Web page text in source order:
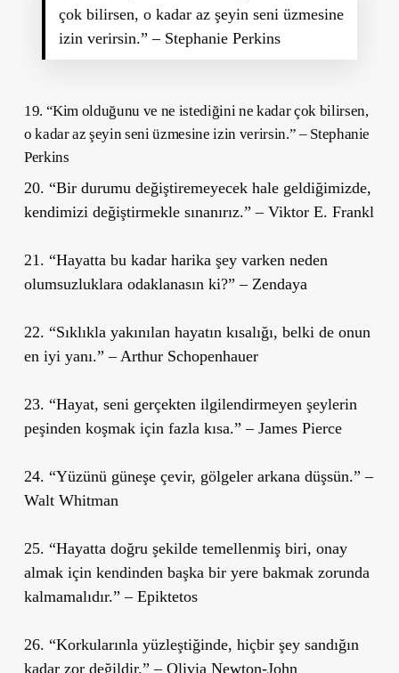
çok bilirsen, o kadar az şeyin seni üzmesine
izin verirsin.” – Stephanie Perkins
19. “Kim olduğunu ve ne istediğini ne kadar çok bilirsen,
o kadar az şeyin seni üzmesine izin verirsin.” – Stephanie
Perkins
20. “Bir durumu değiştiremeyecek hale geldiğimizde,
kendimizi değiştirmekle sınanırız.” – Viktor E. Frankl
21. “Hayatta bu kadar harika şey varken neden
olumsuzluklara odaklanasın ki?” – Zendaya
22. “Sıklıkla yakınılan hayatın kısalığı, belki de onun
en iyi yanı.” – Arthur Schopenhauer
23. “Hayat, seni gerçekten ilgilendirmeyen şeylerin
peşinden koşmak için fazla kısa.” – James Pierce
24. “Yüzünü güneşe çevir, gölgeler arkana düşsün.” –
Walt Whitman
25. “Hayatta doğru şekilde temellenmiş biri, onay
almak için kendinden başka bir yere bakmak zorunda
kalmamalıdır.” – Epiktetos
26. “Korkularınla yüzleştiğinde, hiçbir şey sandığın
kadar zor değildir.” – Olivia Newton-John